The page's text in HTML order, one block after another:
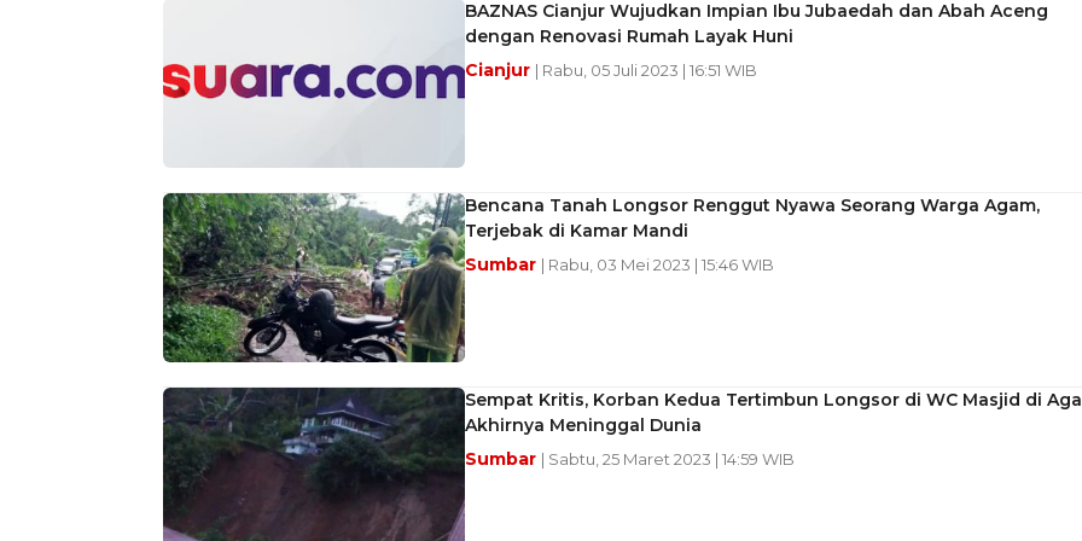
BAZNAS Cianjur Wujudkan Impian Ibu Jubaedah dan Abah Aceng
dengan Renovasi Rumah Layak Huni
Cianjur | Rabu, 05 Juli 2023 | 16:51 WIB
Bencana Tanah Longsor Renggut Nyawa Seorang Warga Agam,
Terjebak di Kamar Mandi
Sumbar | Rabu, 03 Mei 2023 | 15:46 WIB
Sempat Kritis, Korban Kedua Tertimbun Longsor di WC Masjid di
Akhirnya Meninggal Dunia
Sumbar | Sabtu, 25 Maret 2023 | 14:59 WIB